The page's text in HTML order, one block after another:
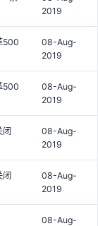
2019
500
08-Aug-
2019
500
08-Aug-
2019
闭
08-Aug-
2019
闭
08-Aug-
2019
08-Aug-